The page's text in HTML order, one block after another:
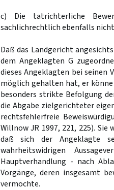
c) Die tatrichterliche
sachlichrechtlich ebenfalls
Daß das Landgericht
dem Angeklagten G
dieses Angeklagten bei seinen
möglich gehalten hat, er
besonders strikte Befolgung
die Abgabe zielgerichteter
rechtsfehlerfreie
Willnow JR 1997, 221, 225).
daß sich der Angeklagte
wahrheitswidrigen
Hauptverhandlung - nach
Vorgänge, deren insgesamt
vermochte.